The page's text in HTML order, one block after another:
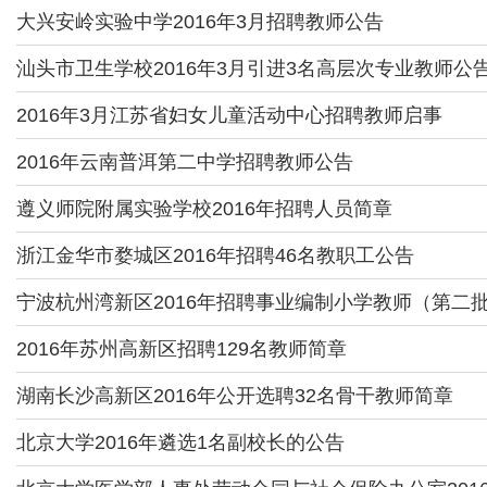
大兴安岭实验中学2016年3月招聘教师公告
汕头市卫生学校2016年3月引进3名高层次专业教师公
2016年3月江苏省妇女儿童活动中心招聘教师启事
2016年云南普洱第二中学招聘教师公告
遵义师院附属实验学校2016年招聘人员简章
浙江金华市婺城区2016年招聘46名教职工公告
宁波杭州湾新区2016年招聘事业编制小学教师（第二
2016年苏州高新区招聘129名教师简章
湖南长沙高新区2016年公开选聘32名骨干教师简章
北京大学2016年遴选1名副校长的公告